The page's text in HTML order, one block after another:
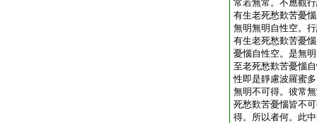
常若無常。不應觀
有生老死愁歎苦憂
無明無明自性空。
有生老死愁歎苦憂
憂惱自性空。是無
至老死愁歎苦憂惱
性即是靜慮波羅蜜
無明不可得。彼常
死愁歎苦憂惱皆不
得。所以者何。此